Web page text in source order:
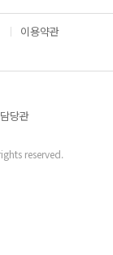
이용약관
당관
reserved.